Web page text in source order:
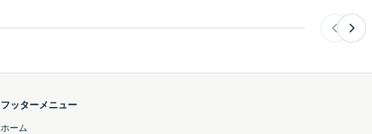
フッターメニュー
ホーム